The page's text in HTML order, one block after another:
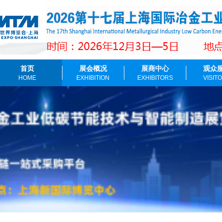
首页
HOME
展会概况
EXHIBITION
展商中心
EXHIBITORS
观众